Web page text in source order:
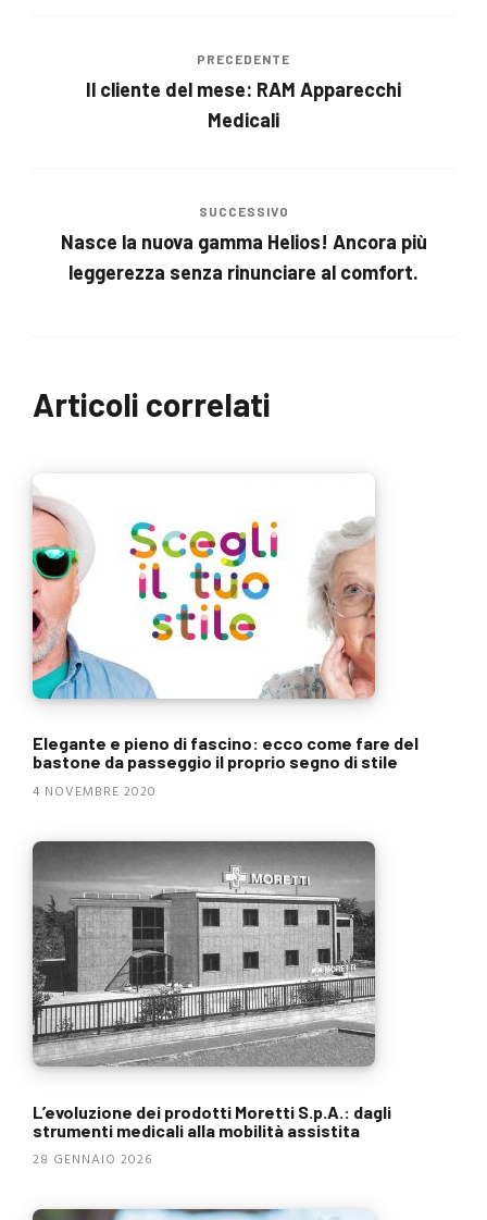
PRECEDENTE
Il cliente del mese: RAM Apparecchi
Medicali
SUCCESSIVO
Nasce la nuova gamma Helios! Ancora più
leggerezza senza rinunciare al comfort.
Articoli correlati
Elegante e pieno di fascino: ecco come fare del
bastone da passeggio il proprio segno di stile
4 NOVEMBRE 2020
L’evoluzione dei prodotti Moretti S.p.A.: dagli
strumenti medicali alla mobilità assistita
28 GENNAIO 2026